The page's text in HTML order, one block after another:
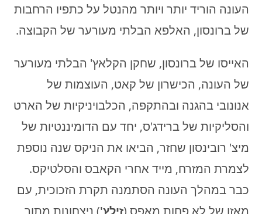
העונה הוריד יותר ויותר מהנטל על כתפיו הרחבות
של ברונסון, האלפא הבלתי מעורער של הקבוצה.
האייסו של ברונסון, שחקן הקלאץ' הבלתי מעורער
של העונה, הכישרון של קאט, העוצמות של
אנונובי בהגנה ובהתקפה, הכלבויניקיות של הארט
והסליקיות של ברידג'ס, יחד עם הדומיננטיות של
מיצ' רובינסון שחזר, הביאו את הניקס שנה נוספת
לצמרת המזרח, מייד אחרי הקאבס והסלטיקס.
כבר במהלך העונה הסתמנה תקרת הזכוכית, עם
מאזן של לא פחות מאפס (זילץ') ניצחונות מתוך